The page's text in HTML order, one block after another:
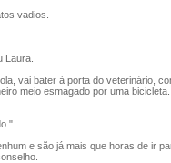
vadios.
Laura.
vai bater à porta do veterinário,
meio esmagado por uma
e são já mais que horas de ir